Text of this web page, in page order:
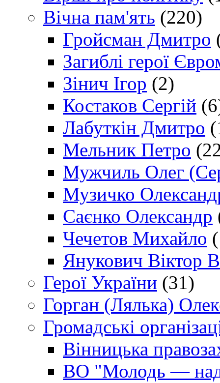
Вічна пам'ять (220)
Гройсман Дмитро
Загиблі герої
Зінич Ігор (2)
Костаков Сергій
Лабуткін Дмитро
Мельник Петро
Мужчиль Олег
Музичко
Саєнко Олександр
Чечетов Михайло
Янукович Віктор
Герої України (31)
Горган (Лялька)
Громадські
Вінницька
ВО "Молодь —